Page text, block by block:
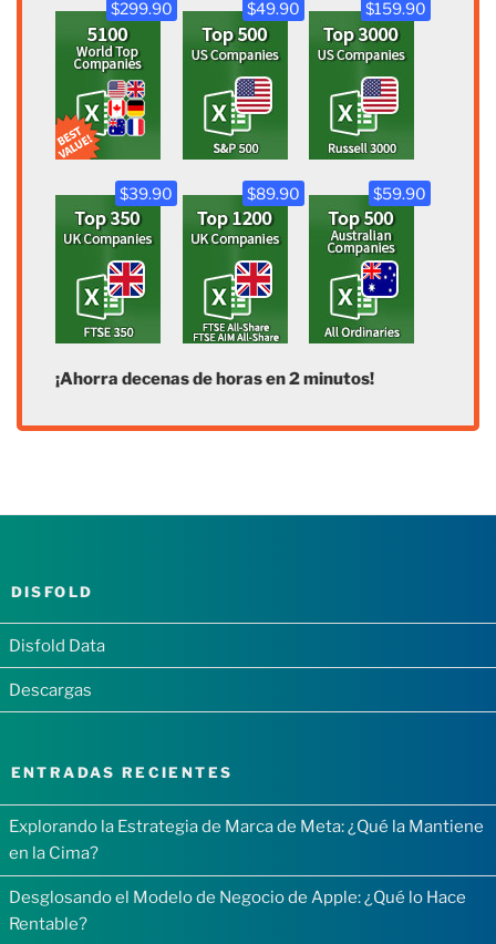
$299.90 $49.90 $159.90
$39.90 $89.90 $59.90
¡Ahorra decenas de horas en 2 minutos!
DISFOLD
Disfold Data
Descargas
ENTRADAS RECIENTES
Explorando la Estrategia de Marca de Meta: ¿Qué la Mantiene
en la Cima?
Desglosando el Modelo de Negocio de Apple: ¿Qué lo Hace
Rentable?